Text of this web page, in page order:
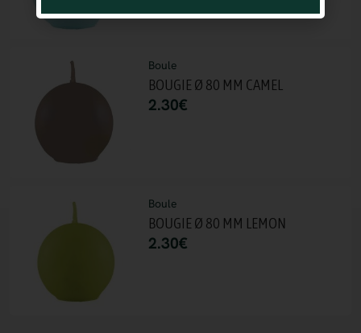
Boule
BOUGIE Ø 80 MM CAMEL
2.30€
Boule
BOUGIE Ø 80 MM LEMON
2.30€